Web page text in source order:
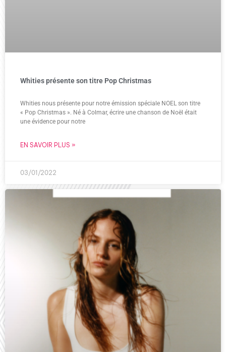
Whities présente son titre Pop Christmas
Whities nous présente pour notre émission spéciale NOEL son titre
« Pop Christmas ». Né à Colmar, écrire une chanson de Noël était
une évidence pour notre
EN SAVOIR PLUS »
03/01/2022